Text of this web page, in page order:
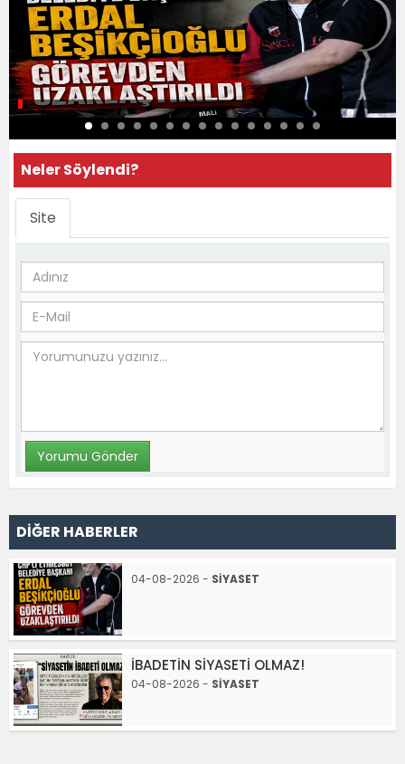
Neler Söylendi?
Site
DİĞER HABERLER
04-08-2026 - SİYASET
İBADETİN SİYASETİ OLMAZ!
04-08-2026 - SİYASET